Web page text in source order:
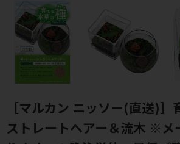
［マルカン ニッソー(直送)
ストレートヘアー＆流木 ※メ